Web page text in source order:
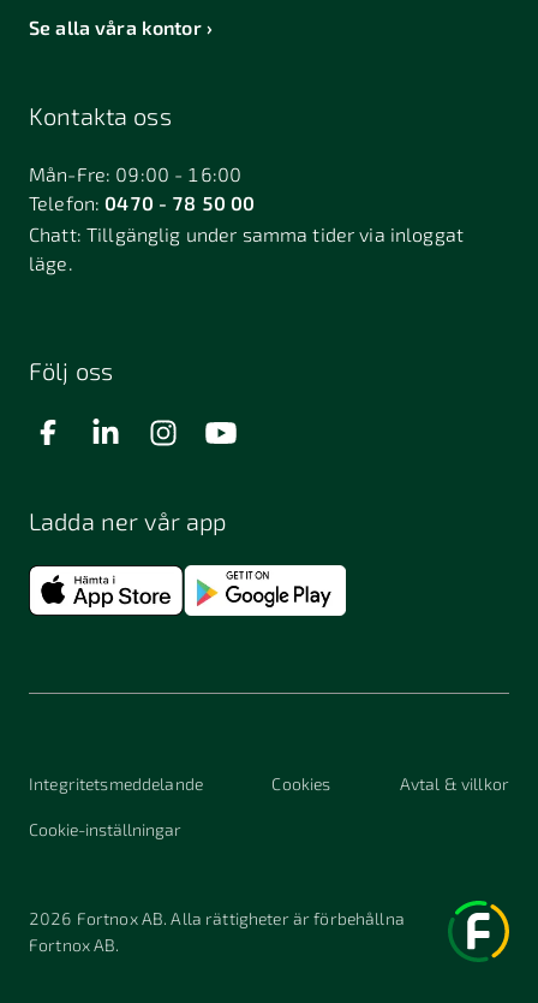
Se alla våra kontor
Kontakta oss
Mån-Fre: 09:00 - 16:00
Telefon:0470 - 78 50 00
Chatt:Tillgänglig under samma tider via inloggat
läge.
Följ oss
Ladda ner vår app
Integritetsmeddelande Cookies Avtal & villkor
Cookie-inställningar
2026 Fortnox AB. Alla rättigheter är förbehållna
Fortnox AB.